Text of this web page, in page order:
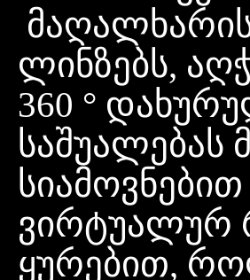
ლინზებს,
360 °
საშუალებას
სიამოვნებით
ვირტუალურ
ყურებით,